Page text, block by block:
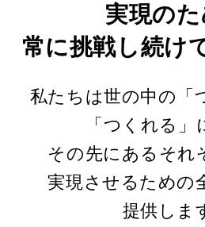
実現の
常に挑戦し続け
私たちは世の中の「
「つくれる」
その先にあるそれ
実現させるための
提供しま